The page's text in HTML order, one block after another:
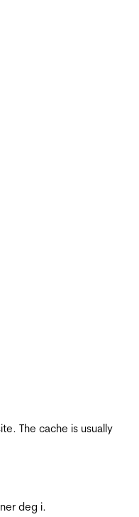
The cache is usually
deg i.